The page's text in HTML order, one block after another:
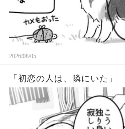
2026/08/05
「初恋の人は、隣にいた」